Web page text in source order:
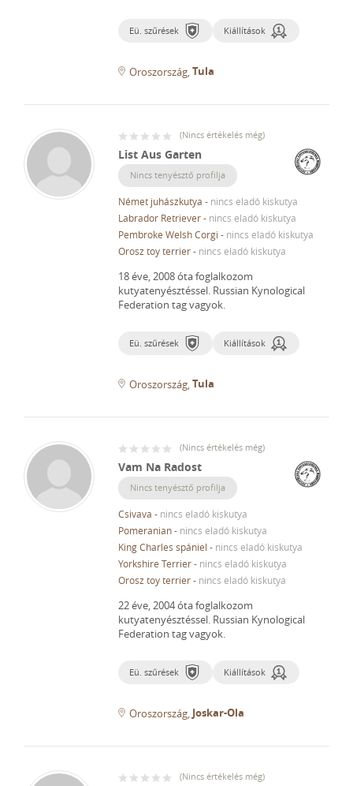
Eü. szűrések Kiállítások
Oroszország Tula
(Nincs értékelés még)
List Aus Garten
Nincs tenyésztő profilja
Német juhászkutya - nincs eladó kiskutya
Labrador Retriever- nincs eladó kiskutya
Pembroke Welsh Corgi - nincs eladó kiskutya
Orosz toy terrier- nincs eladó kiskutya
18 éve, 2008 óta foglalkozom
kutyatenyésztéssel. Russian Kynological
Federation tag vagyok.
Eü. szűrések Kiállítások
Oroszország Tula
(Nincs értékelés még)
Vam Na Radost
Nincs tenyésztő profilja
Csivava - nincs eladó kiskutya
Pomeranian- nincs eladó kiskutya
King Charles spániel - nincs eladó kiskutya
Yorkshire Terrier- nincs eladó kiskutya
Orosz toy terrier- nincs eladó kiskutya
22 éve, 2004 óta foglalkozom
kutyatenyésztéssel. Russian Kynological
Federation tag vagyok.
Eü. szűrések Kiállítások
Oroszország Joskar-Ola
(Nincs értékelés még)